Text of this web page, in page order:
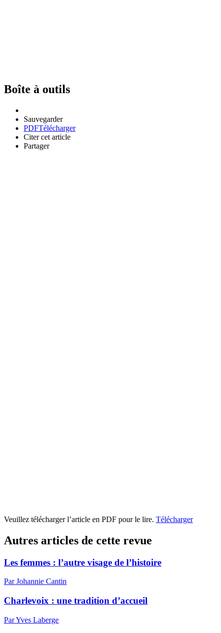
Boîte à outils
Sauvegarder
PDFTélécharger
Citer cet article
Partager
Veuillez télécharger l’article en PDF pour le lire. Télécharger
Autres articles de cette revue
Les femmes : l’autre visage de l’histoire
Par Johannie Cantin
Charlevoix : une tradition d’accueil
Par Yves Laberge